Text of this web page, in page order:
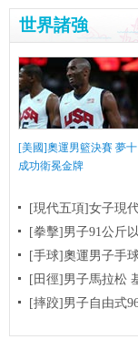
世界諸強
[美國]奧運男籃決賽 夢十
成功衛冕金牌
[現代五項]女子現
[拳擊]男子91公斤
[手球]奧運男子手
[田徑]男子馬拉松
[摔跤]男子自由式